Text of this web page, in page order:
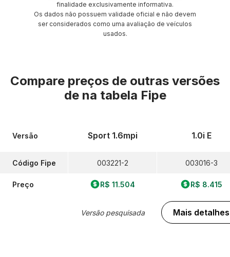
finalidade exclusivamente informativa.
Os dados não possuem validade oficial e não devem
ser considerados como uma avaliação de veículos
usados.
Compare preços de outras versões
de na tabela Fipe
Versão
Código Fipe
Preço
Sport 1.6mpi
003221-2
R$ 11.504
Versão pesquisada
1.0i E
003016-3
R$ 8.415
Mais detalhes